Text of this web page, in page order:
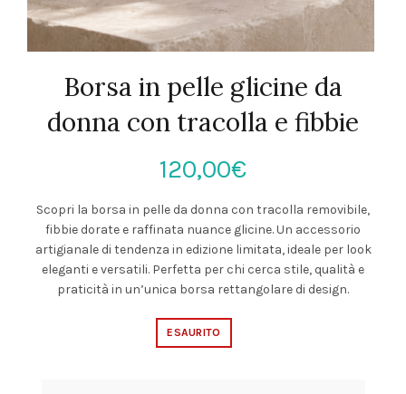
Borsa in pelle glicine da
donna con tracolla e fibbie
120,00€
Scopri la borsa in pelle da donna con tracolla removibile,
fibbie dorate e raffinata nuance glicine. Un accessorio
artigianale di tendenza in edizione limitata, ideale per look
eleganti e versatili. Perfetta per chi cerca stile, qualità e
praticità in un’unica borsa rettangolare di design.
ESAURITO